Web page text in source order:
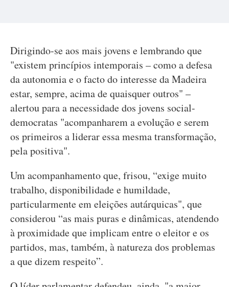
Dirigindo-se aos mais jovens e lembrando que
"existem princípios intemporais – como a defesa
da autonomia e o facto do interesse da Madeira
estar, sempre, acima de quaisquer outros" –
alertou para a necessidade dos jovens social-
democratas "acompanharem a evolução e serem
os primeiros a liderar essa mesma transformação,
pela positiva".
Um acompanhamento que, frisou, “exige muito
trabalho, disponibilidade e humildade,
particularmente em eleições autárquicas", que
considerou “as mais puras e dinâmicas, atendendo
à proximidade que implicam entre o eleitor e os
partidos, mas, também, à natureza dos problemas
a que dizem respeito”.